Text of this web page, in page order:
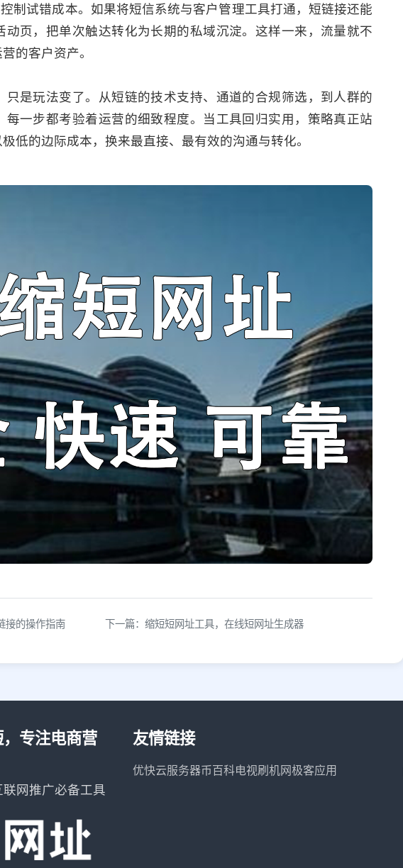
制试错成本。如果将短信系统与客户管理工具打通，短链接还能
动页，把单次触达转化为长期的私域沉淀。这样一来，流量就不
的客户资产。
是玩法变了。从短链的技术支持、通道的合规筛选，到人群的
一步都考验着运营的细致程度。当工具回归实用，策略真正站
低的边际成本，换来最直接、最有效的沟通与转化。
接的操作指南 下一篇：缩短短网址工具，在线短网址生成器
专注电商营
网推广必备工具
友情链接
优快云服务器币百科电视刷机网极客应用